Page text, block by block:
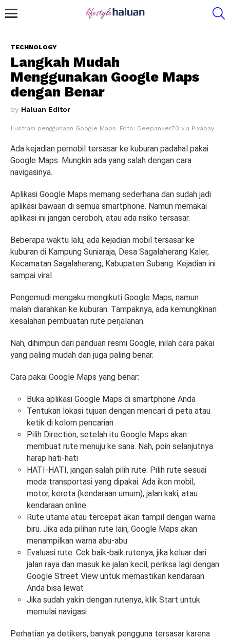
TECHNOLOGY
Langkah Mudah
Menggunakan Google Maps
dengan Benar
by Haluan Editor
Ilustrasi penggunaan Google Maps. Foto: Deepanker70 via Pixabay
Ada kejadian pemobil tersasar ke kuburan padahal pakai
Google Maps. Mungkin ada yang salah dengan cara
navigasinya.
Aplikasi Google Maps memang sederhana dan sudah jadi
aplikasi bawaan di semua smartphone. Namun memakai
aplikasi ini jangan ceroboh, atau ada risiko tersasar.
Beberapa waktu lalu, ada kejadian mobil tersasar ke
kuburan di Kampung Suniaraja, Desa Sagalaherang Kaler,
Kecamatan Sagalaherang, Kabupaten Subang. Kejadian ini
sampai viral.
Pengemudi mengaku mengikuti Google Maps, namun
malah diarahkan ke kuburan. Tampaknya, ada kemungkinan
kesalahan pembuatan rute perjalanan.
Nah, dihimpun dari panduan resmi Google, inilah cara pakai
yang paling mudah dan juga paling benar.
Cara pakai Google Maps yang benar:
Buka aplikasi Google Maps di smartphone Anda
Tentukan lokasi tujuan dengan mencari di peta atau
ketik di kolom pencarian
Pilih Direction, setelah itu Google Maps akan
membuat rute menuju ke sana. Nah, poin selanjutnya
harap hati-hati
HATI-HATI, jangan salah pilih rute. Pilih rute sesuai
moda transportasi yang dipakai. Ada ikon mobil,
motor, kereta (kendaraan umum), jalan kaki, atau
kendaraan online
Rute utama atau tercepat akan tampil dengan warna
biru. Jika ada pilihan rute lain, Google Maps akan
menampilkan warna abu-abu
Evaluasi rute. Cek baik-baik rutenya, jika keluar dari
jalan raya dan masuk ke jalan kecil, periksa lagi dengan
Google Street View untuk memastikan kendaraan
Anda bisa lewat
Jika sudah yakin dengan rutenya, klik Start untuk
memulai navigasi
Perhatian ya detikers, banyak pengguna tersasar karena